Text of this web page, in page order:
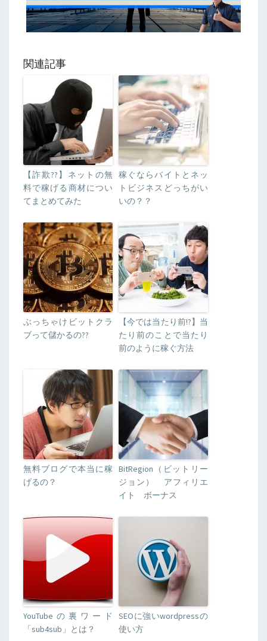
関連記事
【詐欺??】ネットの無
料で稼げる商材につい
てまとめてみた
稼ぐならバイトとネッ
トビジネスどっちがい
いの？？
ぶっちゃけビットクラ
ブって儲かるの??
【今では当たり前!?】当
たり前のことで当たり
前のように稼ぐ方法
無料ブログで本当に稼
げるの？
BitRegion（ビットリー
ジョン） アフィリエ
イト ボーナス
YouTubeの裏ワード
「sub4sub」とは？
SEOに強いwordpressの
使い方